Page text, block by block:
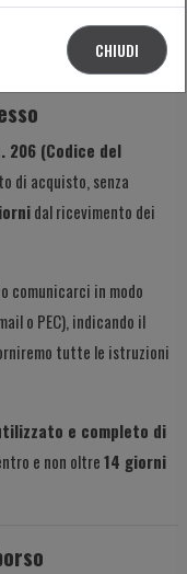
206 (Codice del
di acquisto, senza
dal ricevimento dei
comunicarci in modo
o PEC), indicando il
tutte le istruzioni
e completo di
e non oltre14 giorni
CHIUDI